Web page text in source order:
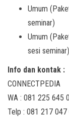
Umum
seminar)
Umum
sesi seminar)
Info dan kontak :
CONNECTPEDIA
WA : 081 225 645
Telp : 081 217 047